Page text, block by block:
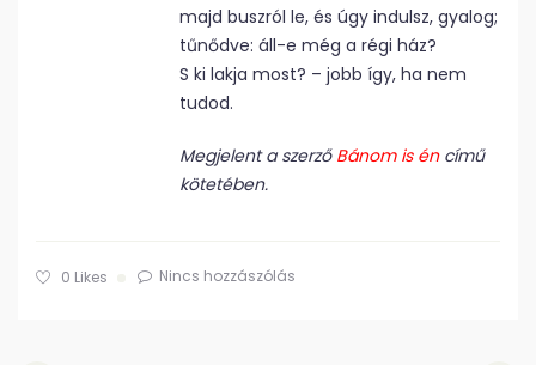
majd buszról le, és úgy indulsz, gyalog;
tűnődve: áll-e még a régi ház?
S ki lakja most? – jobb így, ha nem
tudod.
Megjelent a szerző Bánom is éncímű
kötetében.
0 Likes Nincs hozzászólás